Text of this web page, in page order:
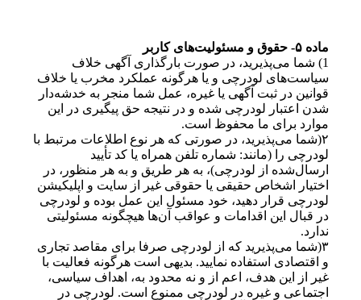
ماده ۵- حقوق و مسئولیت‌های کاربر
1) شما می‌پذیرید، در صورت بارگذاری آگهی‌ خلاف
سیاست‌های لودرچی و یا هرگونه عملکرد مخرب یا خلاف
قوانین در ثبت آگهی یا غیره، عمل شما منجر به خدشه‌دار
شدن اعتبار لودرچی شده و در نتیجه حق پیگیری در این
موارد برای ما محفوظ است.
۲(شما می‌پذیرید، در صورتی که هر نوع اطلاعات مرتبط با
لودرچی را (مانند: شماره تلفن همراه یا کد تأیید
ارسال‌شده از لودرچی)، به هر طریق و به هر منظور، در
اختیار اشخاص حقیقی یا حقوقی غیر از سایت و اپلیکیشن
لودرچی قرار دهید، خود مسئول این عمل بوده و لودرچی
در قبال این اقدامات و عواقب آن‌ها هیچگونه مسئولیتی
ندارد.
۳(شما می‌پذیرید که از لودرچی صرفا برای مقاصد تجاری
و اقتصادی استفاده نمایید. بدیهی است هرگونه فعالیت با
غیر از این هدف، اعم از و نه محدود به، اهداف سیاسی،
اجتماعی و غیره در لودرچی ممنوع است. لودرچی در